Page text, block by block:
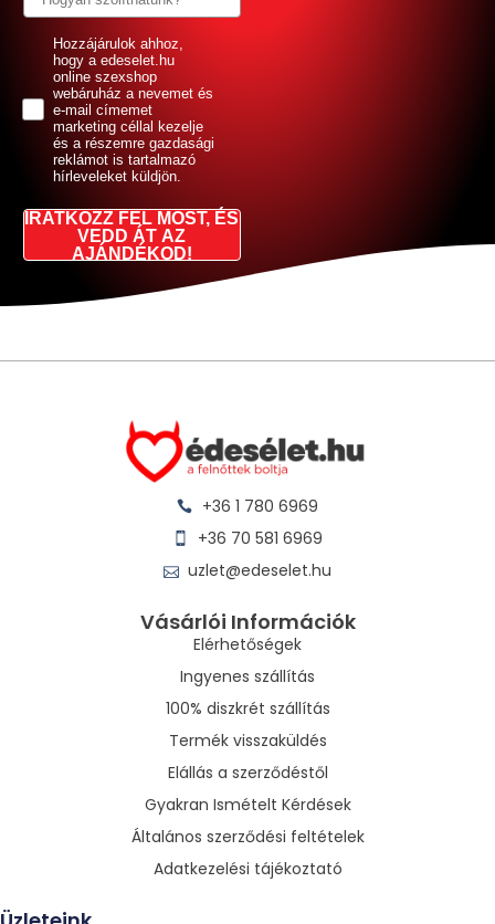
GDPRHozzájárulok ahhoz,
hogy a edeselet.hu
online szexshop
webáruház a nevemet és
e-mail címemet
marketing céllal kezelje
és a részemre gazdasági
reklámot is tartalmazó
hírleveleket küldjön.
IRATKOZZ FEL MOST, ÉS
VEDD ÁT AZ
AJÁNDÉKOD!
+36 1 780 6969
+36 70 581 6969
uzlet@edeselet.hu
Vásárlói Információk
Elérhetőségek
Ingyenes szállítás
100% diszkrét szállítás
Termék visszaküldés
Elállás a szerződéstől
Gyakran Ismételt Kérdések
Általános szerződési feltételek
Adatkezelési tájékoztató